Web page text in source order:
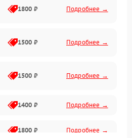
1800 ₽ Подробнее →
1500 ₽ Подробнее →
1500 ₽ Подробнее →
1400 ₽ Подробнее →
1800 ₽ Подробнее →